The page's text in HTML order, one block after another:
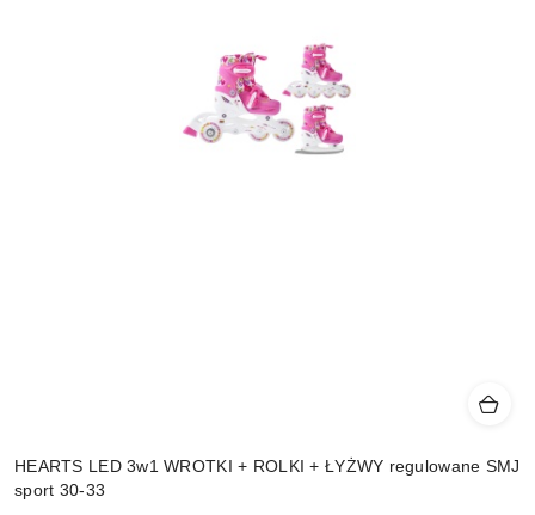
HEARTS LED 3w1 WROTKI + ROLKI + ŁYŻWY regulowane SMJ
sport 30-33